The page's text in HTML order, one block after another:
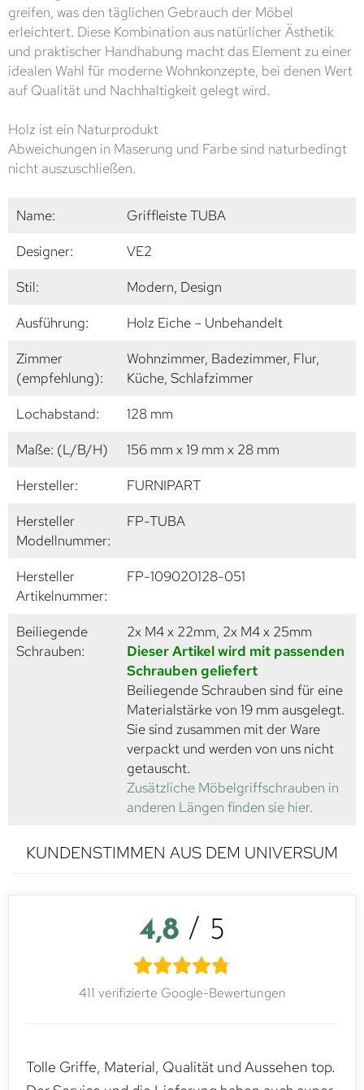
greifen, was den täglichen Gebrauch der Möbel
erleichtert. Diese Kombination aus natürlicher Ästhetik
und praktischer Handhabung macht das Element zu einer
idealen Wahl für moderne Wohnkonzepte, bei denen Wert
auf Qualität und Nachhaltigkeit gelegt wird.
Holz ist ein Naturprodukt
Abweichungen in Maserung und Farbe sind naturbedingt
nicht auszuschließen.
Name:
Griffleiste TUBA
Designer:
VE2
Stil:
Modern, Design
Ausführung:
Holz Eiche – Unbehandelt
Zimmer
(empfehlung):
Wohnzimmer, Badezimmer, Flur,
Küche, Schlafzimmer
Lochabstand:
128 mm
Maße: (L/B/H)
156 mm x 19 mm x 28 mm
Hersteller:
FURNIPART
Hersteller
Modellnummer:
FP-TUBA
Hersteller
Artikelnummer:
FP-109020128-051
Beiliegende
Schrauben:
2x M4 x 22mm, 2x M4 x 25mm
Dieser Artikel wird mit passenden
Schrauben geliefert
Beiliegende Schrauben sind für eine
Materialstärke von 19 mm ausgelegt.
Sie sind zusammen mit der Ware
verpackt und werden von uns nicht
getauscht.
Zusätzliche Möbelgriffschrauben in
anderen Längen finden sie hier.
KUNDENSTIMMEN AUS DEM UNIVERSUM
4,8 / 5
411 verifizierte Google-Bewertungen
Tolle Griffe, Material, Qualität und Aussehen top.